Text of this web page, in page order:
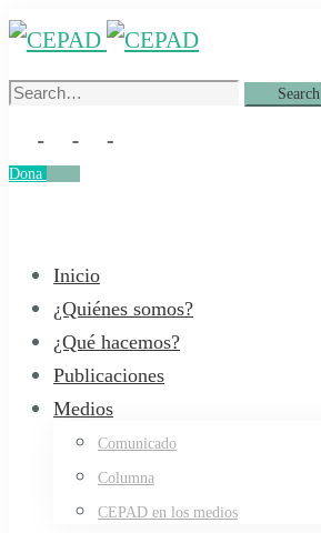
Search
Search
Dona
Inicio
¿Quiénes somos?
¿Qué hacemos?
Publicaciones
Medios
Comunicado
Columna
CEPAD en los medios